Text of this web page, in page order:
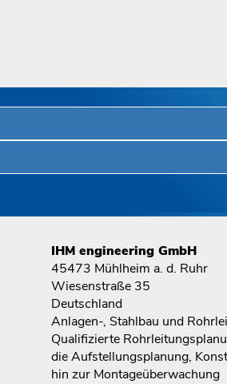
IHM engineering GmbH
45473 Mühlheim a. d. Ruhr
Wiesenstraße 35
Deutschland
Anlagen-, Stahlbau und
Qualifizierte
die Aufstellungsplanung,
hin zur Montageüberwachung